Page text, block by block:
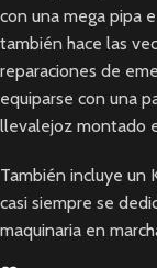
con una mega pipa
también hace las
reparaciones de
equiparse con una
llevalejoz montado
También incluye un
casi siempre se
maquinaria en